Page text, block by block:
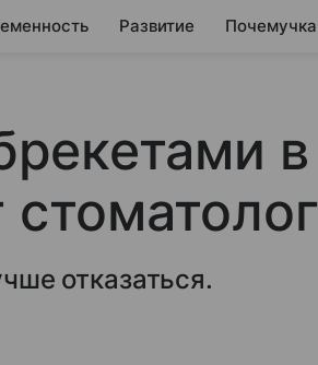
Развитие Почемучка
в
отказаться.